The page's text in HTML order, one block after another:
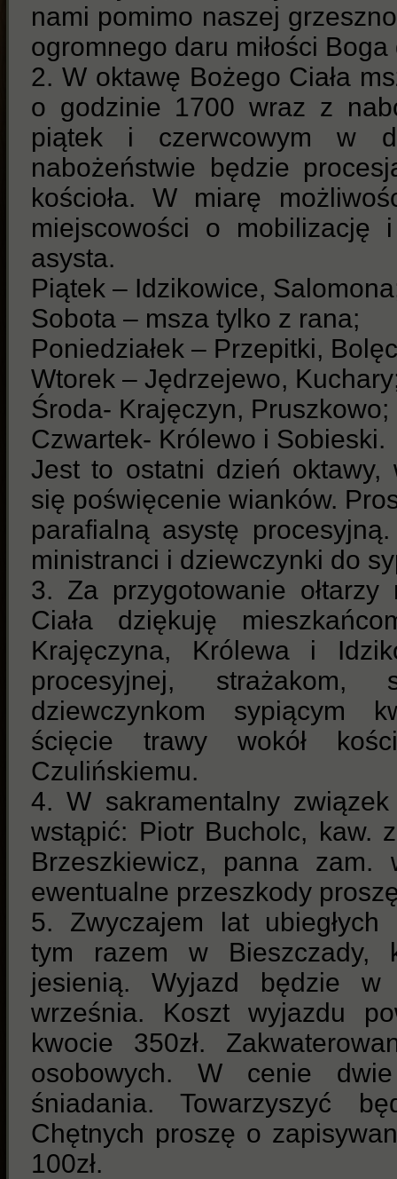
nami pomimo naszej
ogromnego daru miłości Boga
2. W oktawę Bożego Ciała
o godzinie 1700 wraz z
piątek i czerwcowym w
nabożeństwie będzie
kościoła. W miarę
miejscowości o mobilizację
asysta.
Piątek – Idzikowice,
Sobota – msza tylko z rana;
Poniedziałek – Przepitki,
Wtorek – Jędrzejewo,
Środa- Krajęczyn, Pruszkowo;
Czwartek- Królewo i Sobieski.
Jest to ostatni dzień
się poświęcenie wianków.
parafialną asystę
ministranci i dziewczynki do
3. Za przygotowanie
Ciała dziękuję
Krajęczyna, Królewa i
procesyjnej, strażakom,
dziewczynkom sypiącym
ścięcie trawy wokół
Czulińskiemu.
4. W sakramentalny
wstąpić: Piotr Bucholc, kaw.
Brzeszkiewicz, panna zam.
ewentualne przeszkody
5. Zwyczajem lat ubiegłych
tym razem w Bieszczady,
jesienią. Wyjazd będzie
września. Koszt wyjazdu
kwocie 350zł.
osobowych. W cenie
śniadania. Towarzyszyć
Chętnych proszę o
100zł.